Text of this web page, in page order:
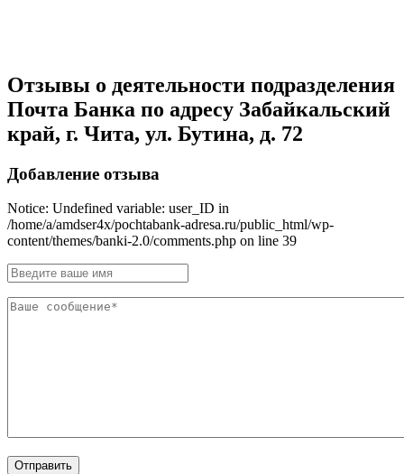
Отзывы о деятельности подразделения
Почта Банка по адресу Забайкальский
край, г. Чита, ул. Бутина, д. 72
Добавление отзыва
Notice: Undefined variable: user_ID in
/home/a/amdser4x/pochtabank-adresa.ru/public_html/wp-
content/themes/banki-2.0/comments.php on line 39
Отправить